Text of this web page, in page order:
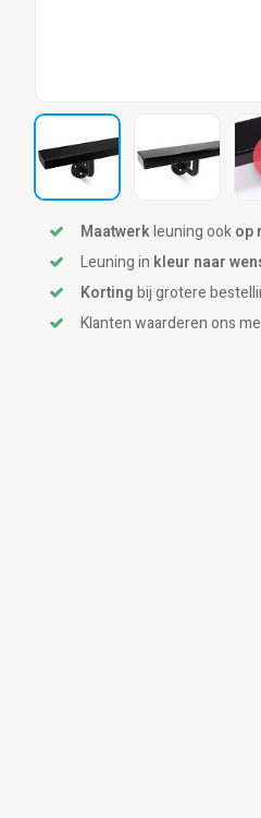
Maatwerkleuning ookop
Leuning in kleur naar
Kortingbij grotere
Klanten waarderen ons